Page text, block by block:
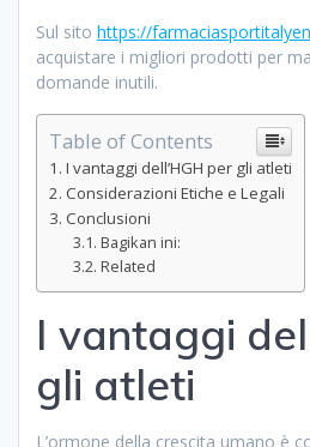
Sul sito https://
acquistare i migliori prodotti per
domande inutili.
Table of Contents
I vantaggi dell’HGH per gli atleti
Considerazioni Etiche e Legali
Conclusioni
Bagikan ini:
Related
I vantaggi
gli atleti
L’ormone della crescita umano è